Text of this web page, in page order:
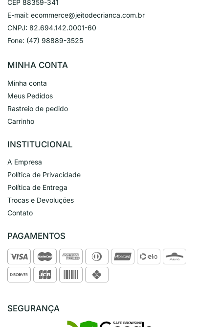
CEP 88359-341
E-mail: ecommerce@jeitodecrianca.com.br
CNPJ: 82.694.142.0001-60
Fone: (47) 98889-3525
MINHA CONTA
Minha conta
Meus Pedidos
Rastreio de pedido
Carrinho
INSTITUCIONAL
A Empresa
Política de Privacidade
Política de Entrega
Trocas e Devoluções
Contato
PAGAMENTOS
SEGURANÇA
SAFE BROWSING